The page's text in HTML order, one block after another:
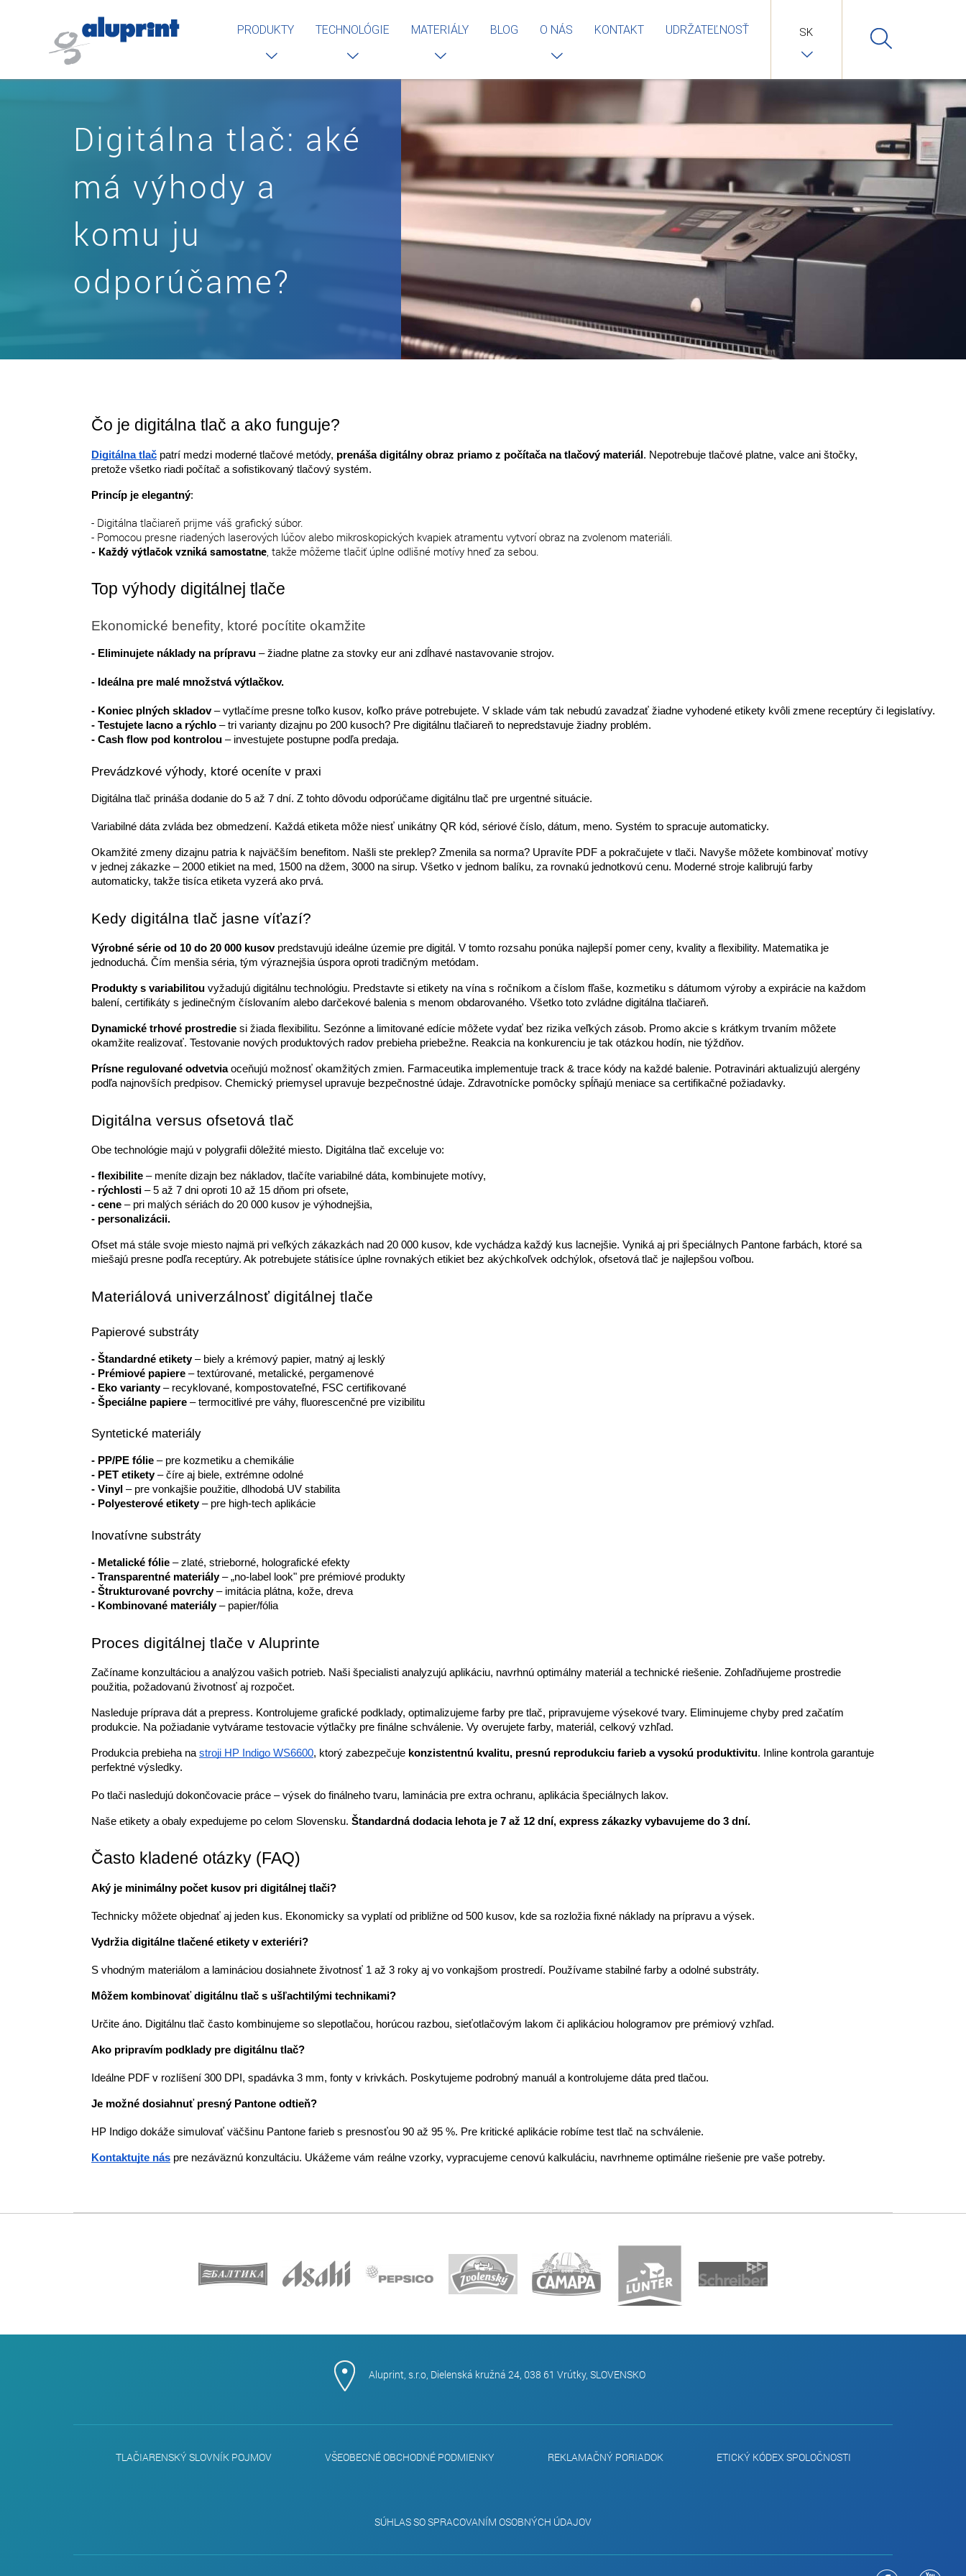
PRODUKTY TECHNOLÓGIE MATERIÁLY BLOG O NÁS KONTAKT UDRŽATEĽNOSŤ SK
Digitálna tlač: aké
má výhody a
komu ju
odporúčame?
Čo je digitálna tlač a ako funguje?
Digitálna tlač patrí medzi moderné tlačové metódy, prenáša digitálny obraz priamo z počítača na tlačový materiál . Nepotrebuje tlačové platne, valce ani štočky,
pretože všetko riadi počítač a sofistikovaný tlačový systém.
Princíp je elegantný:
- Digitálna tlačiareň prijme váš grafický súbor.
- Pomocou presne riadených laserových lúčov alebo mikroskopických kvapiek atramentu vytvorí obraz na zvolenom materiáli.
- Každý výtlačok vzniká samostatne, takže môžeme tlačiť úplne odlišné motívy hneď za sebou.
Top výhody digitálnej tlače
Ekonomické benefity, ktoré pocítite okamžite
- Eliminujete náklady na prípravu – žiadne platne za stovky eur ani zdĺhavé nastavovanie strojov.
- Ideálna pre malé množstvá výtlačkov.
- Koniec plných skladov – vytlačíme presne toľko kusov, koľko práve potrebujete. V sklade vám tak nebudú zavadzať žiadne vyhodené etikety kvôli zmene receptúry či legislatívy.
- Testujete lacno a rýchlo – tri varianty dizajnu po 200 kusoch? Pre digitálnu tlačiareň to nepredstavuje žiadny problém.
- Cash flow pod kontrolou – investujete postupne podľa predaja.
Prevádzkové výhody, ktoré oceníte v praxi
Digitálna tlač prináša dodanie do 5 až 7 dní. Z tohto dôvodu odporúčame digitálnu tlač pre urgentné situácie.
Variabilné dáta zvláda bez obmedzení. Každá etiketa môže niesť unikátny QR kód, sériové číslo, dátum, meno. Systém to spracuje automaticky.
Okamžité zmeny dizajnu patria k najväčším benefitom. Našli ste preklep? Zmenila sa norma? Upravíte PDF a pokračujete v tlači. Navyše môžete kombinovať motívy
v jednej zákazke – 2000 etikiet na med, 1500 na džem, 3000 na sirup. Všetko v jednom balíku, za rovnakú jednotkovú cenu. Moderné stroje kalibrujú farby
automaticky, takže tisíca etiketa vyzerá ako prvá.
Kedy digitálna tlač jasne víťazí?
Výrobné série od 10 do 20 000 kusovpredstavujú ideálne územie pre digitál. V tomto rozsahu ponúka najlepší pomer ceny, kvality a flexibility. Matematika je
jednoduchá. Čím menšia séria, tým výraznejšia úspora oproti tradičným metódam.
Produkty s variabilitou vyžadujú digitálnu technológiu. Predstavte si etikety na vína s ročníkom a číslom fľaše, kozmetiku s dátumom výroby a expirácie na každom
balení, certifikáty s jedinečným číslovaním alebo darčekové balenia s menom obdarovaného. Všetko toto zvládne digitálna tlačiareň.
Dynamické trhové prostredie si žiada flexibilitu. Sezónne a limitované edície môžete vydať bez rizika veľkých zásob. Promo akcie s krátkym trvaním môžete
okamžite realizovať. Testovanie nových produktových radov prebieha priebežne. Reakcia na konkurenciu je tak otázkou hodín, nie týždňov.
Prísne regulované odvetviaoceňujú možnosť okamžitých zmien. Farmaceutika implementuje track & trace kódy na každé balenie. Potravinári aktualizujú alergény
podľa najnovších predpisov. Chemický priemysel upravuje bezpečnostné údaje. Zdravotnícke pomôcky spĺňajú meniace sa certifikačné požiadavky.
Digitálna versus ofsetová tlač
Obe technológie majú v polygrafii dôležité miesto. Digitálna tlač exceluje vo:
- flexibilite – meníte dizajn bez nákladov, tlačíte variabilné dáta, kombinujete motívy,
- rýchlosti – 5 až 7 dni oproti 10 až 15 dňom pri ofsete,
- cene – pri malých sériách do 20 000 kusov je výhodnejšia,
- personalizácii.
Ofset má stále svoje miesto najmä pri veľkých zákazkách nad 20 000 kusov, kde vychádza každý kus lacnejšie. Vyniká aj pri špeciálnych Pantone farbách, ktoré sa
miešajú presne podľa receptúry. Ak potrebujete státisíce úplne rovnakých etikiet bez akýchkoľvek odchýlok, ofsetová tlač je najlepšou voľbou.
Materiálová univerzálnosť digitálnej tlače
Papierové substráty
- Štandardné etikety – biely a krémový papier, matný aj lesklý
- Prémiové papiere – textúrované, metalické, pergamenové
- Eko varianty – recyklované, kompostovateľné, FSC certifikované
- Špeciálne papiere – termocitlivé pre váhy, fluorescenčné pre vizibilitu
Syntetické materiály
- PP/PE fólie – pre kozmetiku a chemikálie
- PET etikety – číre aj biele, extrémne odolné
- Vinyl – pre vonkajšie použitie, dlhodobá UV stabilita
- Polyesterové etikety – pre high-tech aplikácie
Inovatívne substráty
- Metalické fólie – zlaté, strieborné, holografické efekty
- Transparentné materiály – „no-label look" pre prémiové produkty
- Štrukturované povrchy – imitácia plátna, kože, dreva
- Kombinované materiály – papier/fólia
Proces digitálnej tlače v Aluprinte
Začíname konzultáciou a analýzou vašich potrieb. Naši špecialisti analyzujú aplikáciu, navrhnú optimálny materiál a technické riešenie. Zohľadňujeme prostredie
použitia, požadovanú životnosť aj rozpočet.
Nasleduje príprava dát a prepress. Kontrolujeme grafické podklady, optimalizujeme farby pre tlač, pripravujeme výsekové tvary. Eliminujeme chyby pred začatím
produkcie. Na požiadanie vytvárame testovacie výtlačky pre finálne schválenie. Vy overujete farby, materiál, celkový vzhľad.
Produkcia prebieha na stroji HP Indigo WS6600, ktorý zabezpečuje konzistentnú kvalitu, presnú reprodukciu farieb a vysokú produktivitu. Inline kontrola garantuje
perfektné výsledky.
Po tlači nasledujú dokončovacie práce – výsek do finálneho tvaru, laminácia pre extra ochranu, aplikácia špeciálnych lakov.
Naše etikety a obaly expedujeme po celom Slovensku. Štandardná dodacia lehota je 7 až 12 dní, express zákazky vybavujeme do 3 dní.
Často kladené otázky (FAQ)
Aký je minimálny počet kusov pri digitálnej tlači?
Technicky môžete objednať aj jeden kus. Ekonomicky sa vyplatí od približne od 500 kusov, kde sa rozložia fixné náklady na prípravu a výsek.
Vydržia digitálne tlačené etikety v exteriéri?
S vhodným materiálom a lamináciou dosiahnete životnosť 1 až 3 roky aj vo vonkajšom prostredí. Používame stabilné farby a odolné substráty.
Môžem kombinovať digitálnu tlač s ušľachtilými technikami?
Určite áno. Digitálnu tlač často kombinujeme so slepotlačou, horúcou razbou, sieťotlačovým lakom či aplikáciou hologramov pre prémiový vzhľad.
Ako pripravím podklady pre digitálnu tlač?
Ideálne PDF v rozlíšení 300 DPI, spadávka 3 mm, fonty v krivkách. Poskytujeme podrobný manuál a kontrolujeme dáta pred tlačou.
Je možné dosiahnuť presný Pantone odtieň?
HP Indigo dokáže simulovať väčšinu Pantone farieb s presnosťou 90 až 95 %. Pre kritické aplikácie robíme test tlač na schválenie.
Kontaktujte nás pre nezáväznú konzultáciu. Ukážeme vám reálne vzorky, vypracujeme cenovú kalkuláciu, navrhneme optimálne riešenie pre vaše potreby.
Aluprint, s.r.o, Dielenská kružná 24, 038 61 Vrútky, SLOVENSKO
TLAČIARENSKÝ SLOVNÍK POJMOV VŠEOBECNÉ OBCHODNÉ PODMIENKY REKLAMAČNÝ PORIADOK ETICKÝ KÓDEX SPOLOČNOSTI
SÚHLAS SO SPRACOVANÍM OSOBNÝCH ÚDAJOV